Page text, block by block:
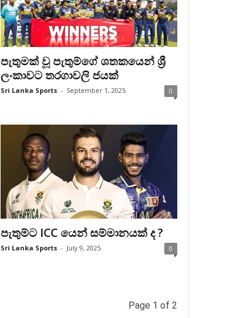
පැතුමක් වූ පැතුම්ගේ ශතකයෙන් ශ්‍රී
ලංකාවට තරගාවලි ජයක්
Sri Lanka Sports - September 1, 2025 0
පැතුම්ට ICC යෙන් සම්මානයක් ද ?
Sri Lanka Sports - July 9, 2025 0
Page 1 of 2